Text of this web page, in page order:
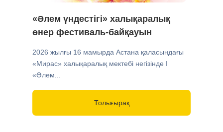
«Әлем үндестігі» халықаралық
өнер фестиваль-байқауын
2026 жылғы 16 мамырда Астана қаласындағы
«Мирас» халықаралық мектебі негізінде I
«Әлем...
Толығырақ